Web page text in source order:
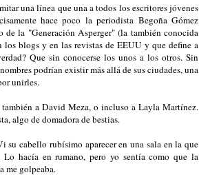
una línea que una a todos los escritores jóvenes
hace poco la periodista Begoña Gómez
la "Generación Asperger" (la también conocida
blogs y en las revistas de EEUU y que define a
Que sin conocerse los unos a los otros. Sin
podrían existir más allá de sus ciudades, una
unirles.
a David Meza, o incluso a Layla Martínez.
algo de domadora de bestias.
su cabello rubísimo aparecer en una sala en la que
hacía en rumano, pero yo sentía como que la
me golpeaba.